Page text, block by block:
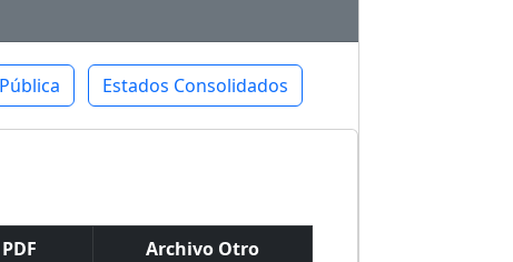
Estados Consolidados
Archivo Otro